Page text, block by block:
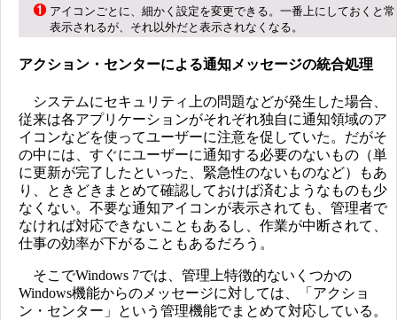
アイコンごとに、細かく設定を変更できる。一番上にしておくと
表示されるが、それ以外だと表示されなくなる。
アクション・センターによる通知メッセージの統合処理
システムにセキュリティ上の問題などが発生した場合、
従来は各アプリケーションがそれぞれ独自に通知領域のア
イコンなどを使ってユーザーに注意を促していた。だがそ
の中には、すぐにユーザーに通知する必要のないもの（単
に更新が完了したといった、緊急性のないものなど）もあ
り、ときどきまとめて確認しておけば済むようなものも少
なくない。不要な通知アイコンが表示されても、管理者で
なければ対応できないこともあるし、作業が中断されて、
仕事の効率が下がることもあるだろう。
そこでWindows 7では、管理上特徴的ないくつかの
Windows機能からのメッセージに対しては、「アクショ
ン・センター」という管理機能でまとめて対応している。